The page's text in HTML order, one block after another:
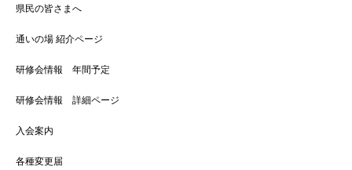
県民の皆さまへ
通いの場 紹介ページ
研修会情報 年間予定
研修会情報 詳細ページ
入会案内
各種変更届